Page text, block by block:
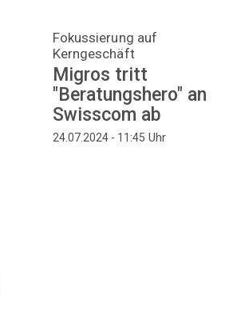
Fokussierung auf
Kerngeschäft
Migros tritt
"Beratungshero" an
Swisscom ab
24.07.2024 - 11:45 Uhr